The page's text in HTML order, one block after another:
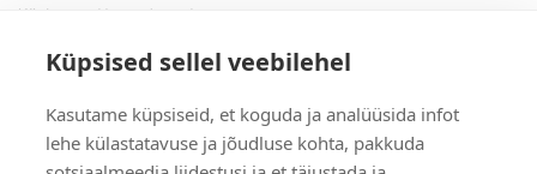
Küpsised sellel veebilehel
Kasutame küpsiseid, et koguda ja analüüsida infot
lehe külastatavuse ja jõudluse kohta, pakkuda
Küsimused ja vastused
Privaatsuspoliitika
Kontakt